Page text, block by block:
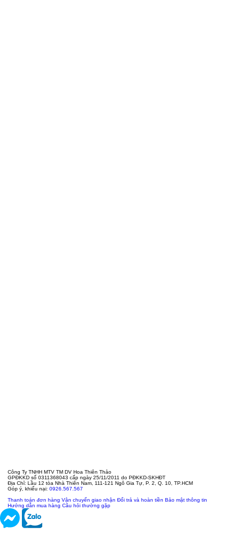
Công Ty TNHH MTV TM DV Hoa Thiên Thảo
GPĐKKD số 0311368043 cấp ngày 25/11/2011 do PĐKKD-SKHĐT
Địa Chỉ: Lầu 12 tòa Nhà Thiên Nam, 111-121 Ngô Gia Tự, P. 2, Q. 10, TP.HCM
Góp ý, khiếu nại: 0926.567.567
Thanh toán đơn hàng Vận chuyển giao nhận Đổi trả và hoàn tiền Bảo mật thông tin
Hướng dẫn mua hàng Câu hỏi thường gặp